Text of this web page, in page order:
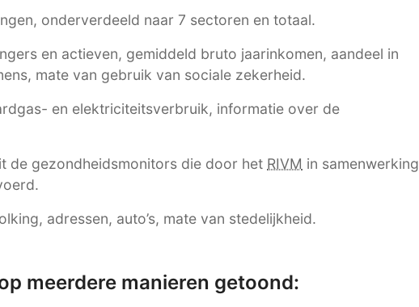
onderverdeeld naar 7 sectoren en totaal.
en actieven, gemiddeld bruto jaarinkomen, aandeel in
mate van gebruik van sociale zekerheid.
en elektriciteitsverbruik, informatie over de
de gezondheidsmonitors die door het RIVM in samenwerking
adressen, auto’s, mate van stedelijkheid.
meerdere manieren getoond: